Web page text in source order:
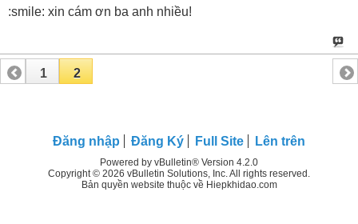
:smile: xin cám ơn ba anh nhiều!
1 2
Đăng nhập Đăng Ký Full Site Lên trên
Powered by vBulletin® Version 4.2.0
Copyright © 2026 vBulletin Solutions, Inc. All rights reserved.
Bản quyền website thuộc về Hiepkhidao.com